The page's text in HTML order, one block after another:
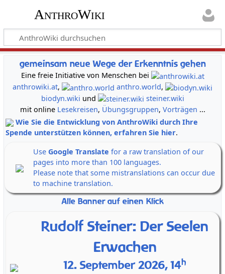
AnthroWiki
gemeinsam neue Wege der Erkenntnis gehen
Eine freie Initiative von Menschen bei
anthrowiki.at, anthro.world,
biodyn.wiki und
steiner.wiki
mit online Lesekreisen, Übungsgruppen, Vorträgen ...
Wie Sie die Entwicklung von AnthroWiki durch Ihre
Spende unterstützen können, erfahren Sie hier.
Use Google Translate for a raw translation of our
pages into more than 100 languages.
Please note that some mistranslations can occur due
to machine translation.
Alle Banner auf einen Klick
Rudolf Steiner: Der Seelen
Erwachen
12. September 2026, 14h